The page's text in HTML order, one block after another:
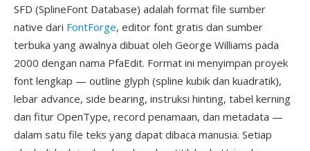
SFD (SplineFont Database) adalah format file sumber
native dari FontForge, editor font gratis dan sumber
terbuka yang awalnya dibuat oleh George Williams pada
2000 dengan nama PfaEdit. Format ini menyimpan proyek
font lengkap — outline glyph (spline kubik dan kuadratik),
lebar advance, side bearing, instruksi hinting, tabel kerning
dan fitur OpenType, record penamaan, dan metadata —
dalam satu file teks yang dapat dibaca manusia. Setiap